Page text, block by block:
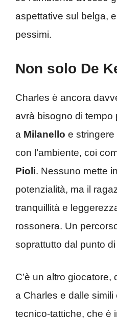
aspettative sul belga,
pessimi.
Non solo De
Charles è ancora
avrà bisogno di tempo
a Milanello e
con l’ambiente, coi
Pioli. Nessuno mette
potenzialità, ma il
tranquillità e
rossonera. Un
soprattutto dal punto
C’è un altro
a Charles e dalle simili
tecnico-tattiche, che è